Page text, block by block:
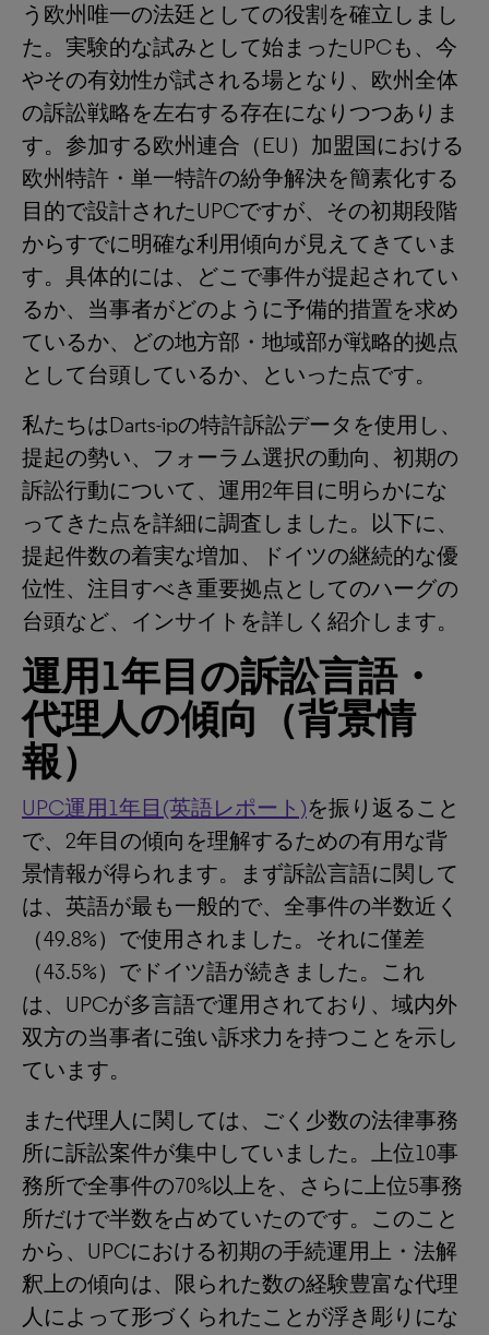
う欧州唯一の法廷としての役割を確立しまし
た。実験的な試みとして始まったUPCも、今
やその有効性が試される場となり、欧州全体
の訴訟戦略を左右する存在になりつつありま
す。参加する欧州連合（EU）加盟国における
欧州特許・単一特許の紛争解決を簡素化する
目的で設計されたUPCですが、その初期段階
からすでに明確な利用傾向が見えてきていま
す。具体的には、どこで事件が提起されてい
るか、当事者がどのように予備的措置を求め
ているか、どの地方部・地域部が戦略的拠点
として台頭しているか、といった点です。
私たちはDarts-ipの特許訴訟データを使用し、
提起の勢い、フォーラム選択の動向、初期の
訴訟行動について、運用2年目に明らかにな
ってきた点を詳細に調査しました。以下に、
提起件数の着実な増加、ドイツの継続的な優
位性、注目すべき重要拠点としてのハーグの
台頭など、インサイトを詳しく紹介します。
運用 1年目の訴訟言語・
代理人の傾向（背景情
報）
UPC運用1年目(英語レポート)を振り返ること
で、2年目の傾向を理解するための有用な背
景情報が得られます。まず訴訟言語に関して
は、英語が最も一般的で、全事件の半数近く
（49.8%）で使用されました。それに僅差
（43.5%）でドイツ語が続きました。これ
は、UPCが多言語で運用されており、域内外
双方の当事者に強い訴求力を持つことを示し
ています。
また代理人に関しては、ごく少数の法律事務
所に訴訟案件が集中していました。上位10事
務所で全事件の70%以上を、さらに上位5事務
所だけで半数を占めていたのです。このこと
から、UPCにおける初期の手続運用上・法解
釈上の傾向は、限られた数の経験豊富な代理
人によって形づくられたことが浮き彫りにな